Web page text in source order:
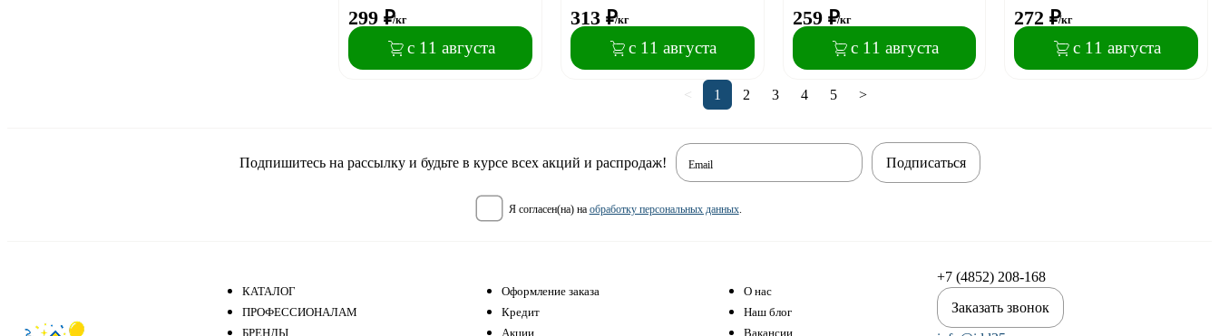
299 ₽/кг
с 11 августа
313 ₽/кг
с 11 августа
259 ₽/кг
с 11 августа
272 ₽/кг
с 11 августа
< 1 2 3 4 5 >
Подпишитесь на рассылку и будьте в курсе всех акций и распродаж! Email
я согласен(на) на обработку персональных данных.
Подписаться
КАТАЛОГ
ПРОФЕССИОНАЛАМ
БРЕНДЫ
Оформление заказа
Кредит
Акции
О нас
Наш блог
Вакансии
+7 (4852) 208-168
Заказать звонок